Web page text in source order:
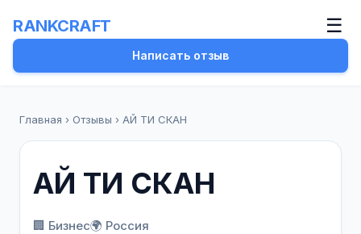
RANKCRAFT ☰
Написать отзыв
Главная › Отзывы › АЙ ТИ СКАН
АЙ ТИ СКАН
🏢 Бизнес🌍 Россия